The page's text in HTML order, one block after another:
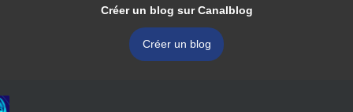
Créer un blog sur Canalblog
Créer un blog